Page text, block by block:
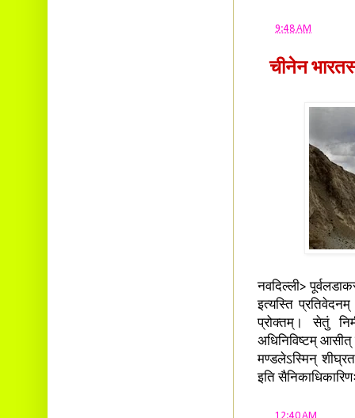
9:48 AM
चीनेन
नवदिल्ली>
इत्यस्ति
प्रोक्तम्। सेतुं
अधिनिविष्टम् आसीत्
मण्डलेऽस्मिन्
इति